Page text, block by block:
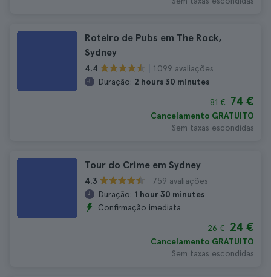
Roteiro de Pubs em The Rock,
Sydney
4.4
1.099 avaliações
Duração: 2 hours 30 minutes
81 € 74 €
Cancelamento GRATUITO
Sem taxas escondidas
Tour do Crime em Sydney
4.3
759 avaliações
Duração: 1 hour 30 minutes
Confirmação imediata
26 € 24 €
Cancelamento GRATUITO
Sem taxas escondidas